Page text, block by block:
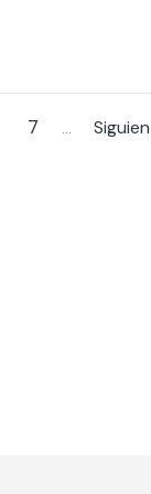
7 ...